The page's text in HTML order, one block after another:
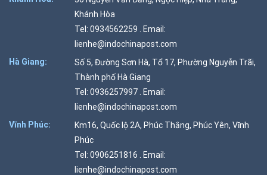
Khánh Hòa
Tel: 0934562259 . Email:
lienhe@indochinapost.com
Hà Giang:
Số 5, Đường Sơn Hà, Tổ 17, Phường Nguyễn Trãi,
Thành phố Hà Giang
Tel: 0936257997 . Email:
lienhe@indochinapost.com
Vĩnh Phúc:
Km16, Quốc lộ 2A, Phúc Thắng, Phúc Yên, Vĩnh
Phúc
Tel: 0906251816 . Email:
lienhe@indochinapost.com